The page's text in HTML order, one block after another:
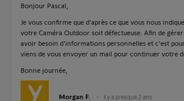
Bonjour Pascal,
Je vous confirme que d'après ce que vous nous
votre Caméra Outdoor soit défectueuse. Afin de
avoir besoin d'informations personnelles et c'est
viens de vous envoyer un mail pour continuer votre
Bonne journée,
Morgan F. il y a presque 2 ans